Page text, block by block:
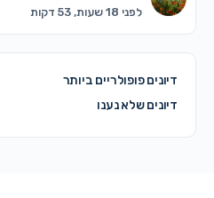
לפני 18 שעות, 53 דקות
דיונים פופולריים ביותר
דיונים שלא נענו